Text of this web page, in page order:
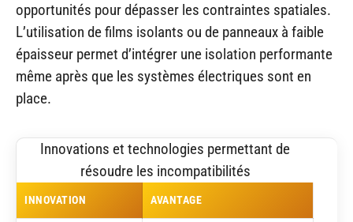
opportunités pour dépasser les contraintes spatiales.
L’utilisation de films isolants ou de panneaux à faible
épaisseur permet d’intégrer une isolation performante
même après que les systèmes électriques sont en
place.
Innovations et technologies permettant de
résoudre les incompatibilités
INNOVATION AVANTAGE